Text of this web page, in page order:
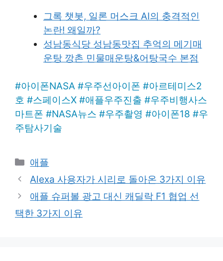
그록 챗봇, 일론 머스크 AI의 충격적인
논란! 왜일까?
성남동식당 성남동맛집 추억의 메기매
운탕 깡촌 민물매운탕&어탕국수 본점
#아이폰NASA #우주선아이폰 #아르테미스2
호 #스페이스X #애플우주진출 #우주비행사스
마트폰 #NASA뉴스 #우주촬영 #아이폰18 #우
주탐사기술
Categories
애플
Alexa 사용자가 시리로 돌아온 3가지 이유
애플 슈퍼볼 광고 대신 캐딜락 F1 협업 선
택한 3가지 이유